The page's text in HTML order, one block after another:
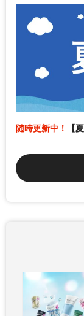
随時更新中！ 【